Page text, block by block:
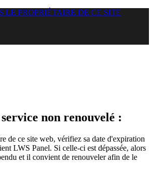
LE PROPRIÉTAIRE DE CE SITE
non renouvelé :
de ce site web, vérifiez sa date d'expiration
LWS Panel. Si celle-ci est dépassée, alors
et il convient de renouveler afin de le